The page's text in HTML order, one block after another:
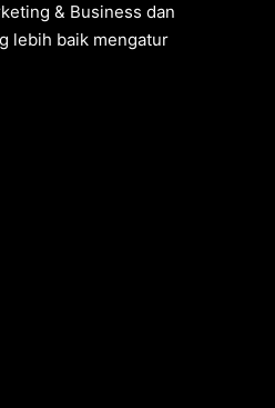
& Business dan
lebih baik mengatur